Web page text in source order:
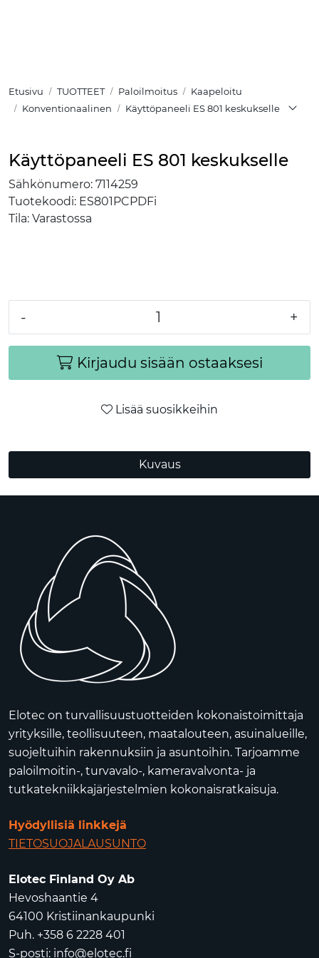
Etusivu TUOTTEET Paloilmoitus
Kaapeloitu
Konventionaalinen
Käyttöpaneeli ES 801 keskukselle
Käyttöpaneeli ES 801 keskukselle
Sähkönumero: 7114259
Tuotekoodi: ES801PCPDFi
Tila: Varastossa
- +
Kirjaudu sisään ostaaksesi
Lisää suosikkeihin
Kuvaus
Elotec on turvallisuustuotteiden kokonaistoimittaja
yrityksille, teollisuuteen, maatalouteen, asuinalueille,
suojeltuihin rakennuksiin ja asuntoihin. Tarjoamme
paloilmoitin-, turvavalo-, kameravalvonta- ja
tutkatekniikkajärjestelmien kokonaisratkaisuja.
Hyödyllisiä linkkejä
TIETOSUOJALAUSUNTO
Elotec Finland Oy Ab
Hevoshaantie 4
64100 Kristiinankaupunki
Puh. +358 6 2228 401
S-posti: info@elotec.fi
RATKAISUT
YHTEYSTIEDOT
VERKKOKAUPPA